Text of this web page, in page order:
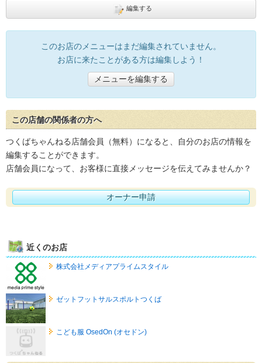
編集する
このお店のメニューはまだ編集されていません。
お店に来たことがある方は編集しよう！
メニューを編集する
この店舗の関係者の方へ
つくばちゃんねる店舗会員（無料）になると、自分のお店の情報を
編集することができます。
店舗会員になって、お客様に直接メッセージを伝えてみませんか？
オーナー申請
近くのお店
株式会社メディアプライムスタイル
ゼットフットサルスポルトつくば
こども服 OsedOn (オセドン)